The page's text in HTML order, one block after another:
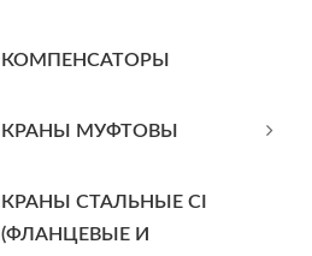
КОМПЕНСАТОРЫ
КРАНЫ МУФТОВЫ
КРАНЫ СТАЛЬНЫЕ CI
(ФЛАНЦЕВЫЕ И